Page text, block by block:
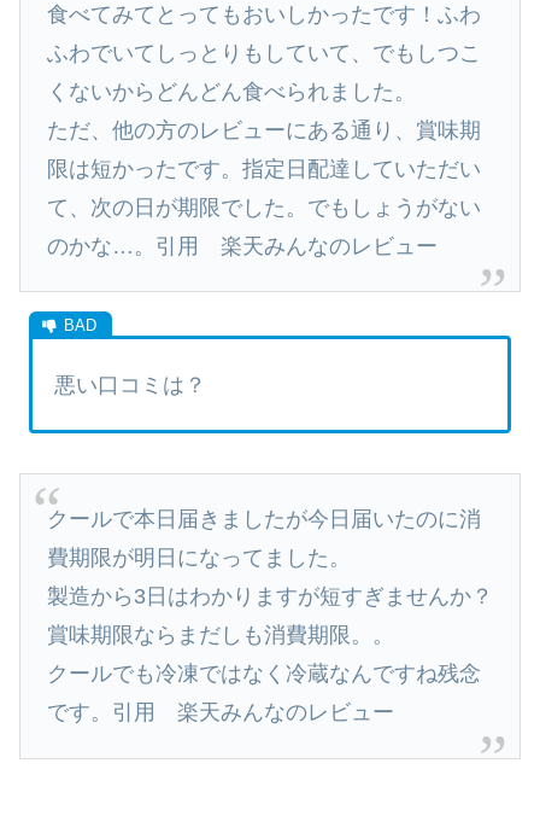
食べてみてとってもおいしかったです！ふわ
ふわでいてしっとりもしていて、でもしつこ
くないからどんどん食べられました。
ただ、他の方のレビューにある通り、賞味期
限は短かったです。指定日配達していただい
て、次の日が期限でした。でもしょうがない
のかな…。引用 楽天みんなのレビュー
悪い口コミは？
クールで本日届きましたが今日届いたのに消
費期限が明日になってました。
製造から3日はわかりますが短すぎませんか？
賞味期限ならまだしも消費期限。。
クールでも冷凍ではなく冷蔵なんですね残念
です。引用 楽天みんなのレビュー